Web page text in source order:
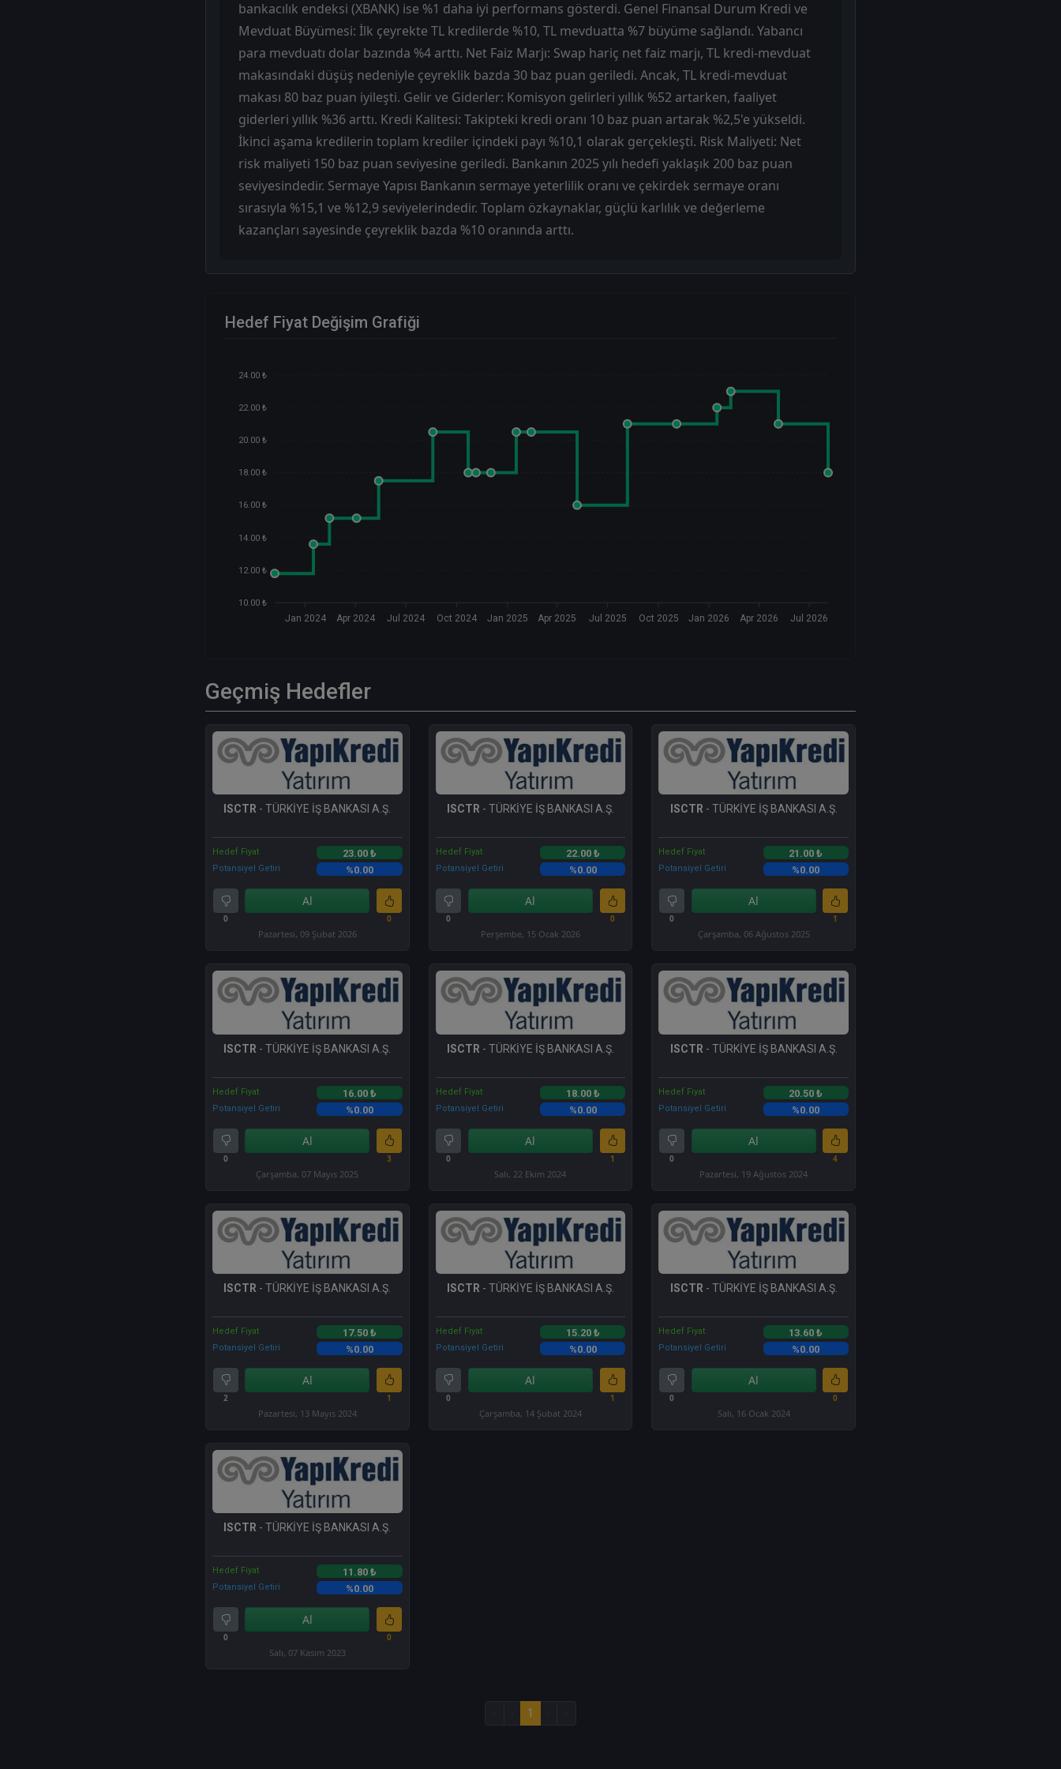
bankacılık endeksi (XBANK) ise %1 daha iyi performans gösterdi. Genel Finansal Durum Kredi ve
Mevduat Büyümesi: İlk çeyrekte TL kredilerde %10, TL mevduatta %7 büyüme sağlandı. Yabancı
para mevduatı dolar bazında %4 arttı. Net Faiz Marjı: Swap hariç net faiz marjı, TL kredi-mevduat
makasındaki düşüş nedeniyle çeyreklik bazda 30 baz puan geriledi. Ancak, TL kredi-mevduat
makası 80 baz puan iyileşti. Gelir ve Giderler: Komisyon gelirleri yıllık %52 artarken, faaliyet
giderleri yıllık %36 arttı. Kredi Kalitesi: Takipteki kredi oranı 10 baz puan artarak %2,5'e yükseldi.
İkinci aşama kredilerin toplam krediler içindeki payı %10,1 olarak gerçekleşti. Risk Maliyeti: Net
risk maliyeti 150 baz puan seviyesine geriledi. Bankanın 2025 yılı hedefi yaklaşık 200 baz puan
seviyesindedir. Sermaye Yapısı Bankanın sermaye yeterlilik oranı ve çekirdek sermaye oranı
sırasıyla %15,1 ve %12,9 seviyelerindedir. Toplam özkaynaklar, güçlü karlılık ve değerleme
kazançları sayesinde çeyreklik bazda %10 oranında arttı.
Hedef Fiyat Değişim Grafiği
24.00 ₺
22.00 ₺
20.00 ₺
18.00 ₺
16.00 ₺
14.00 ₺
12.00 ₺
10.00 ₺
Jan 2024 Apr 2024 Jul 2024 Oct 2024 Jan 2025 Apr 2025 Jul 2025 Oct 2025 Jan 2026 Apr 2026 Jul 2026
Geçmiş Hedefler
ISCTR - TÜRKİYE İŞ BANKASI A.Ş.
Hedef Fiyat 23.00 ₺
Potansiyel Getiri %0.00
0
Al
0
Pazartesi, 09 Şubat 2026
ISCTR - TÜRKİYE İŞ BANKASI A.Ş.
Hedef Fiyat 22.00 ₺
Potansiyel Getiri %0.00
0
Al
0
Perşembe, 15 Ocak 2026
ISCTR - TÜRKİYE İŞ BANKASI A.Ş.
Hedef Fiyat 21.00 ₺
Potansiyel Getiri %0.00
0
Al
1
Çarşamba, 06 Ağustos 2025
ISCTR - TÜRKİYE İŞ BANKASI A.Ş.
Hedef Fiyat 16.00 ₺
Potansiyel Getiri %0.00
0
Al
3
Çarşamba, 07 Mayıs 2025
ISCTR - TÜRKİYE İŞ BANKASI A.Ş.
Hedef Fiyat 18.00 ₺
Potansiyel Getiri %0.00
0
Al
1
Salı, 22 Ekim 2024
ISCTR - TÜRKİYE İŞ BANKASI A.Ş.
Hedef Fiyat 20.50 ₺
Potansiyel Getiri %0.00
0
Al
4
Pazartesi, 19 Ağustos 2024
ISCTR - TÜRKİYE İŞ BANKASI A.Ş.
Hedef Fiyat 17.50 ₺
Potansiyel Getiri %0.00
2
Al
1
Pazartesi, 13 Mayıs 2024
ISCTR - TÜRKİYE İŞ BANKASI A.Ş.
Hedef Fiyat 15.20 ₺
Potansiyel Getiri %0.00
0
Al
1
Çarşamba, 14 Şubat 2024
ISCTR - TÜRKİYE İŞ BANKASI A.Ş.
Hedef Fiyat 13.60 ₺
Potansiyel Getiri %0.00
0
Al
0
Salı, 16 Ocak 2024
ISCTR - TÜRKİYE İŞ BANKASI A.Ş.
Hedef Fiyat 11.80 ₺
Potansiyel Getiri %0.00
0
Al
0
Salı, 07 Kasım 2023
1